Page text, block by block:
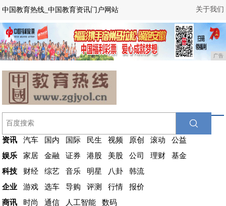
关于我们
中国教育热线_中国教育资讯门户网站
广告
资讯 汽车 国内 国际 民生 视频 原创 滚动
公益
娱乐
家居 金融 证券 港股 美股 公司 理财
基金
科技
财经 综艺 音乐 明星 八卦
韩流
企业
游戏 选车 导购 评测 行情
报价
商讯
时尚 通信 人工智能
数码